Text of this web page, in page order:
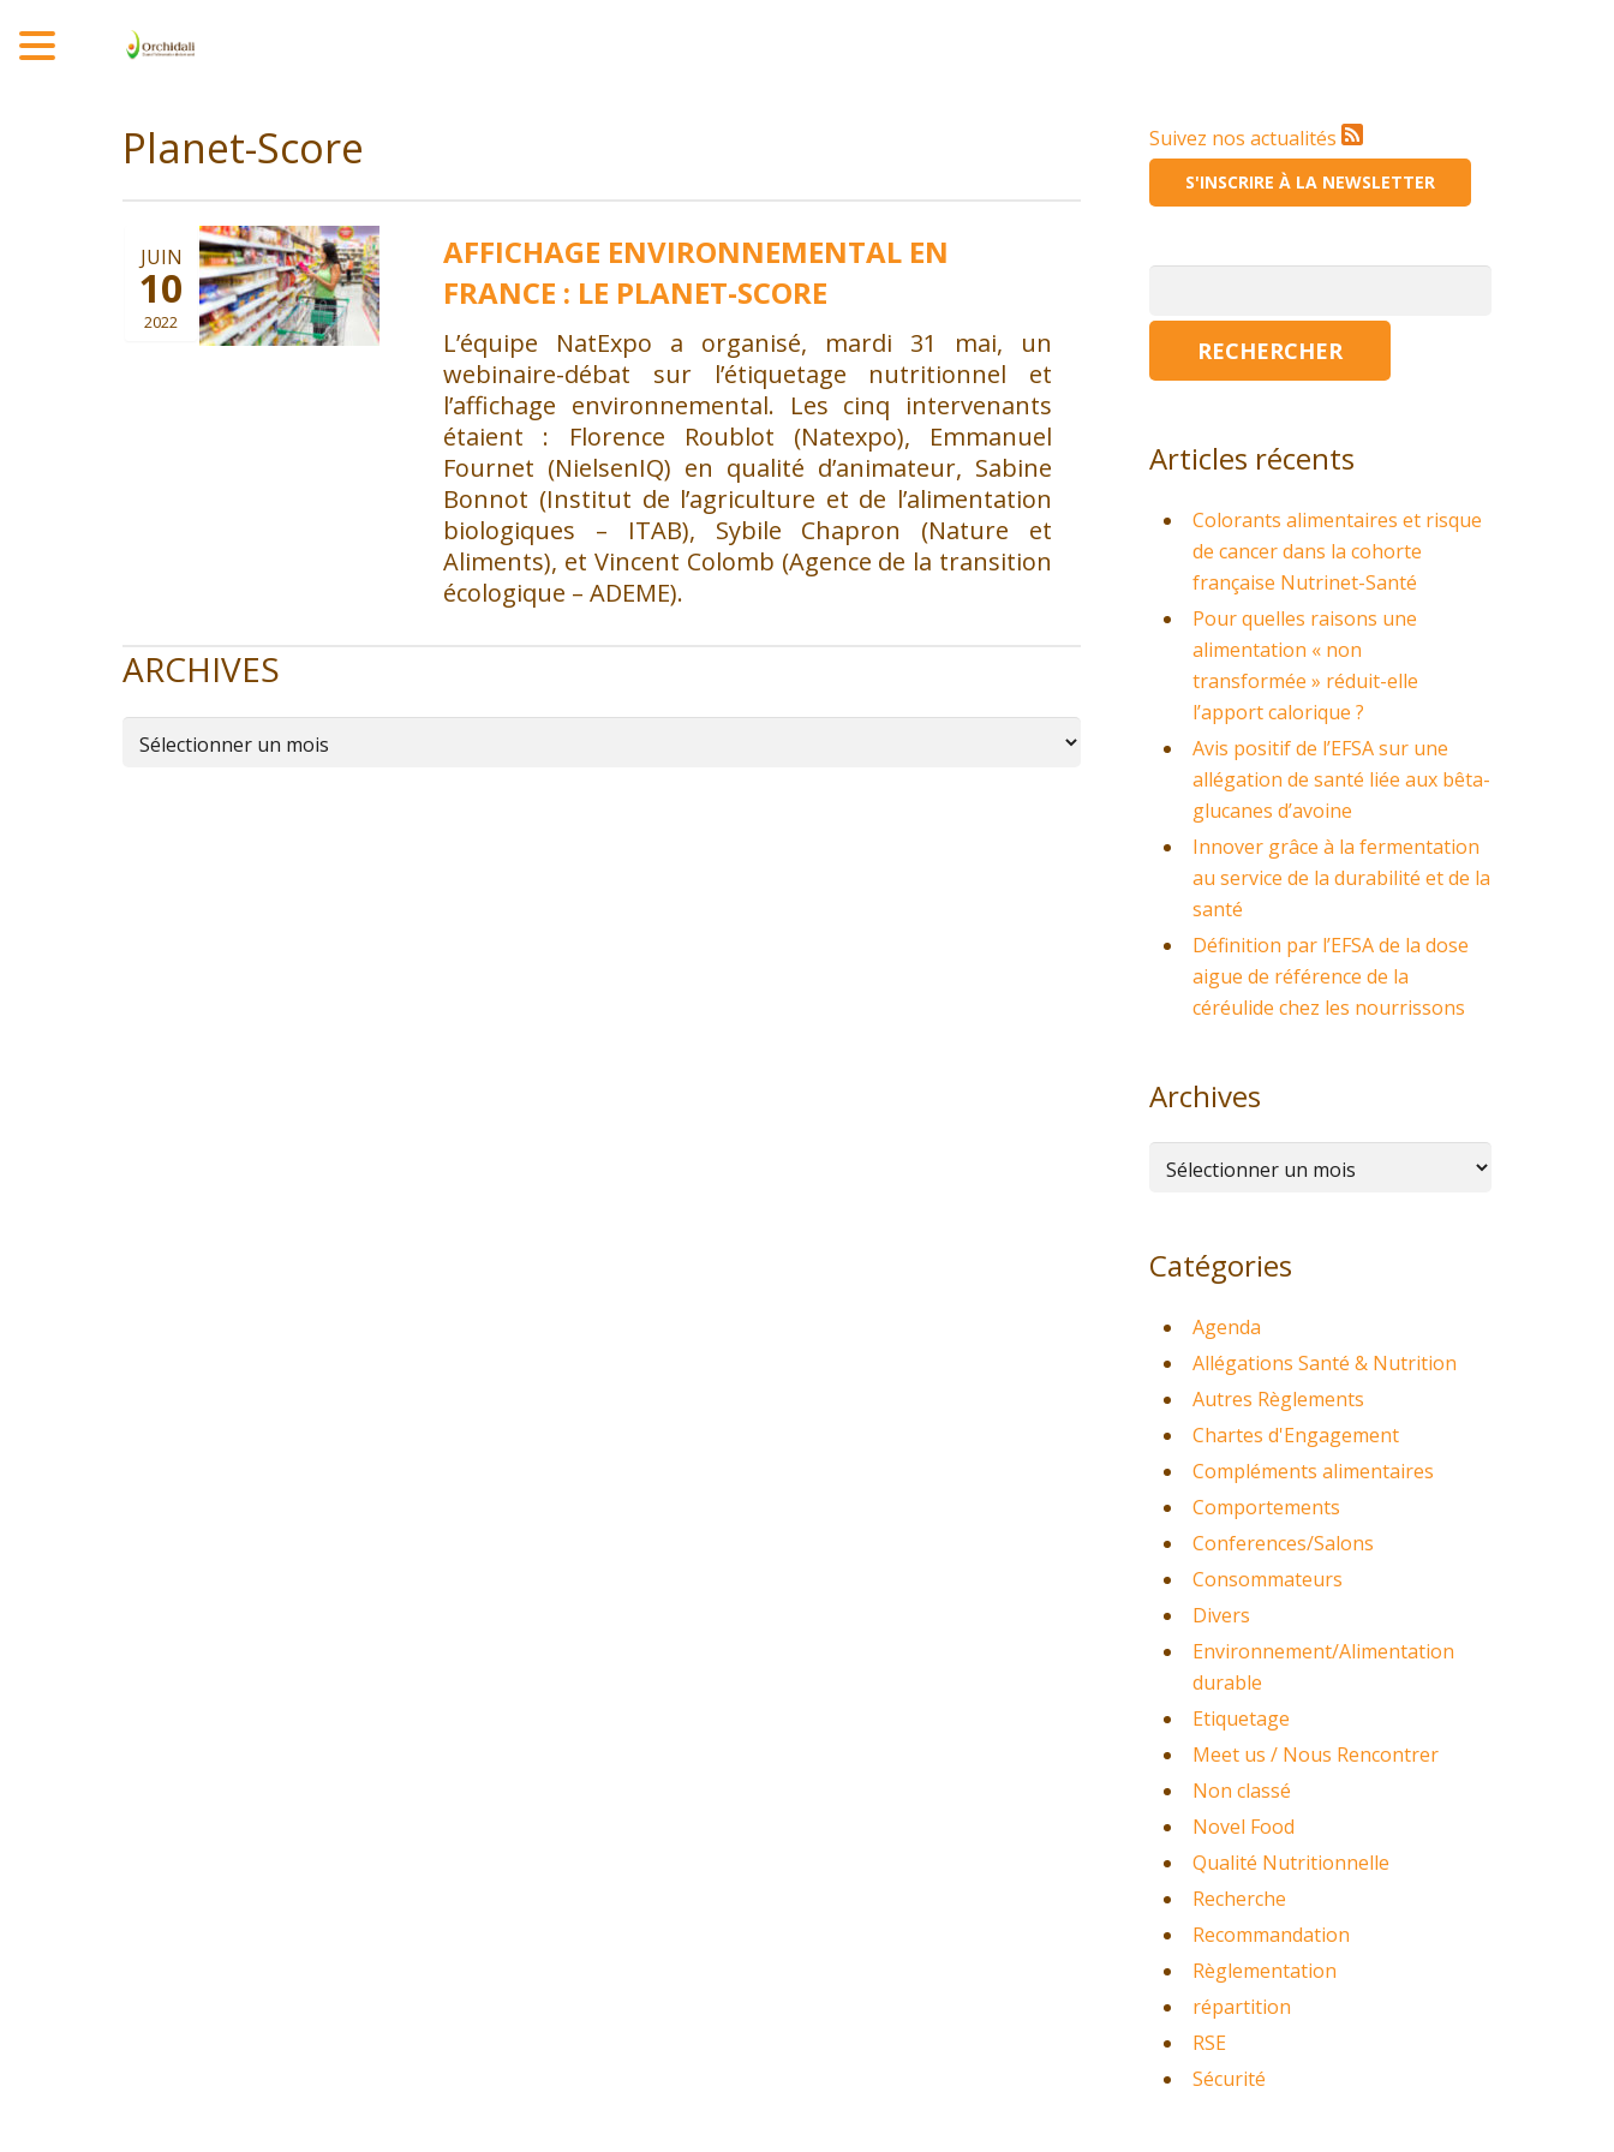
Planet-Score
AFFICHAGE ENVIRONNEMENTAL EN
FRANCE : LE PLANET-SCORE
JUIN
10
2022
L’équipe NatExpo a organisé, mardi 31 mai, un
webinaire-débat sur l’étiquetage nutritionnel et
l’affichage environnemental. Les cinq intervenants
étaient : Florence Roublot (Natexpo), Emmanuel
Fournet (NielsenIQ) en qualité d’animateur, Sabine
Bonnot (Institut de l’agriculture et de l’alimentation
biologiques – ITAB), Sybile Chapron (Nature et
Aliments), et Vincent Colomb (Agence de la transition
écologique – ADEME).
ARCHIVES
Archives
Suivez nos actualités
S'INSCRIRE À LA NEWSLETTER
Articles récents
Colorants alimentaires et risque
de cancer dans la cohorte
française Nutrinet-Santé
Pour quelles raisons une
alimentation « non
transformée » réduit-elle
l’apport calorique ?
Avis positif de l’EFSA sur une
allégation de santé liée aux bêta-
glucanes d’avoine
Innover grâce à la fermentation
au service de la durabilité et de la
santé
Définition par l’EFSA de la dose
aigue de référence de la
céréulide chez les nourrissons
Archives
Archives
Catégories
Agenda
Allégations Santé & Nutrition
Autres Règlements
Chartes d'Engagement
Compléments alimentaires
Comportements
Conferences/Salons
Consommateurs
Divers
Environnement/Alimentation
durable
Etiquetage
Meet us / Nous Rencontrer
Non classé
Novel Food
Qualité Nutritionnelle
Recherche
Recommandation
Règlementation
répartition
RSE
Sécurité